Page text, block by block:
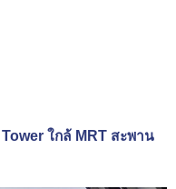
ใกล้ MRT สะพาน